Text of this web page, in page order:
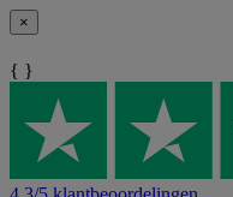
×
{ }